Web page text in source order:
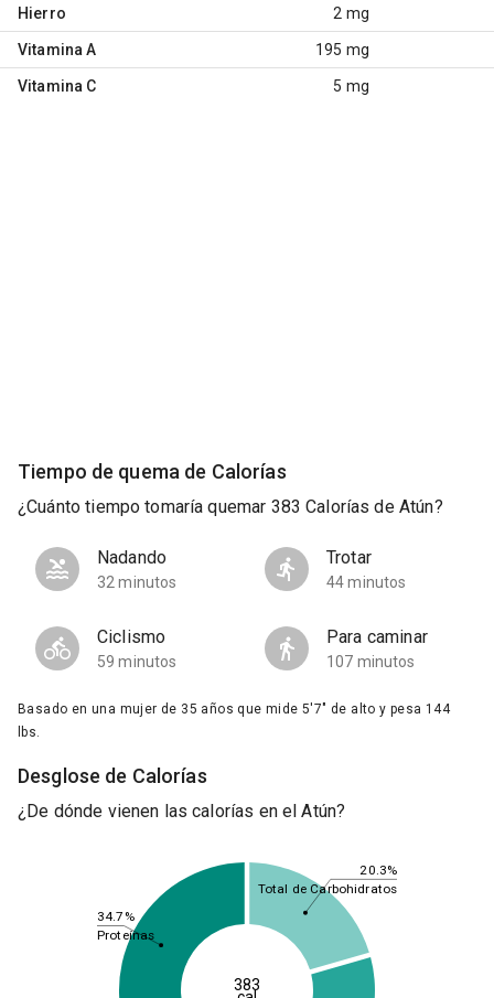
Hierro 2 mg
Vitamina A 195 mg
Vitamina C 5 mg
Tiempo de quema de Calorías
¿Cuánto tiempo tomaría quemar 383 Calorías de Atún?
Nadando
32 minutos
Trotar
44 minutos
Ciclismo
59 minutos
Para caminar
107 minutos
Basado en una mujer de 35 años que mide 5'7" de alto y pesa 144
lbs.
Desglose de Calorías
¿De dónde vienen las calorías en el Atún?
20.3%
34.7%
Total de Carbohidratos
Proteínas
383